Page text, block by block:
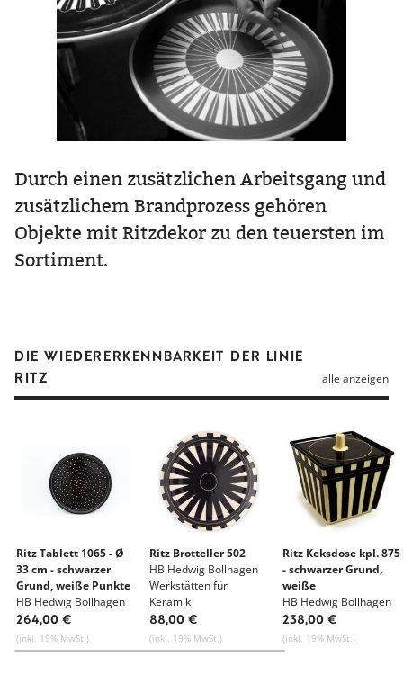
Durch einen zusätzlichen Arbeitsgang und
zusätzlichem Brandprozess gehören
Objekte mit Ritzdekor zu den teuersten im
Sortiment.
DIE WIEDERERKENNBARKEIT DER LINIE
RITZ
alle anzeigen
Ritz Tablett 1065 - Ø
33 cm - schwarzer
Grund, weiße Punkte
und Kreuze
HB Hedwig Bollhagen
Werkstätten für
Keramik
264,00 €
(inkl. 19% MwSt.)
Ritz Brotteller 502
HB Hedwig Bollhagen
Werkstätten für
Keramik
88,00 €
(inkl. 19% MwSt.)
Ritz Keksdose kpl. 875
- schwarzer Grund,
weiße
Senkrechtbänder,
schw. Querbände
HB Hedwig Bollhagen
Werkstätten für
Keramik
238,00 €
(inkl. 19% MwSt.)